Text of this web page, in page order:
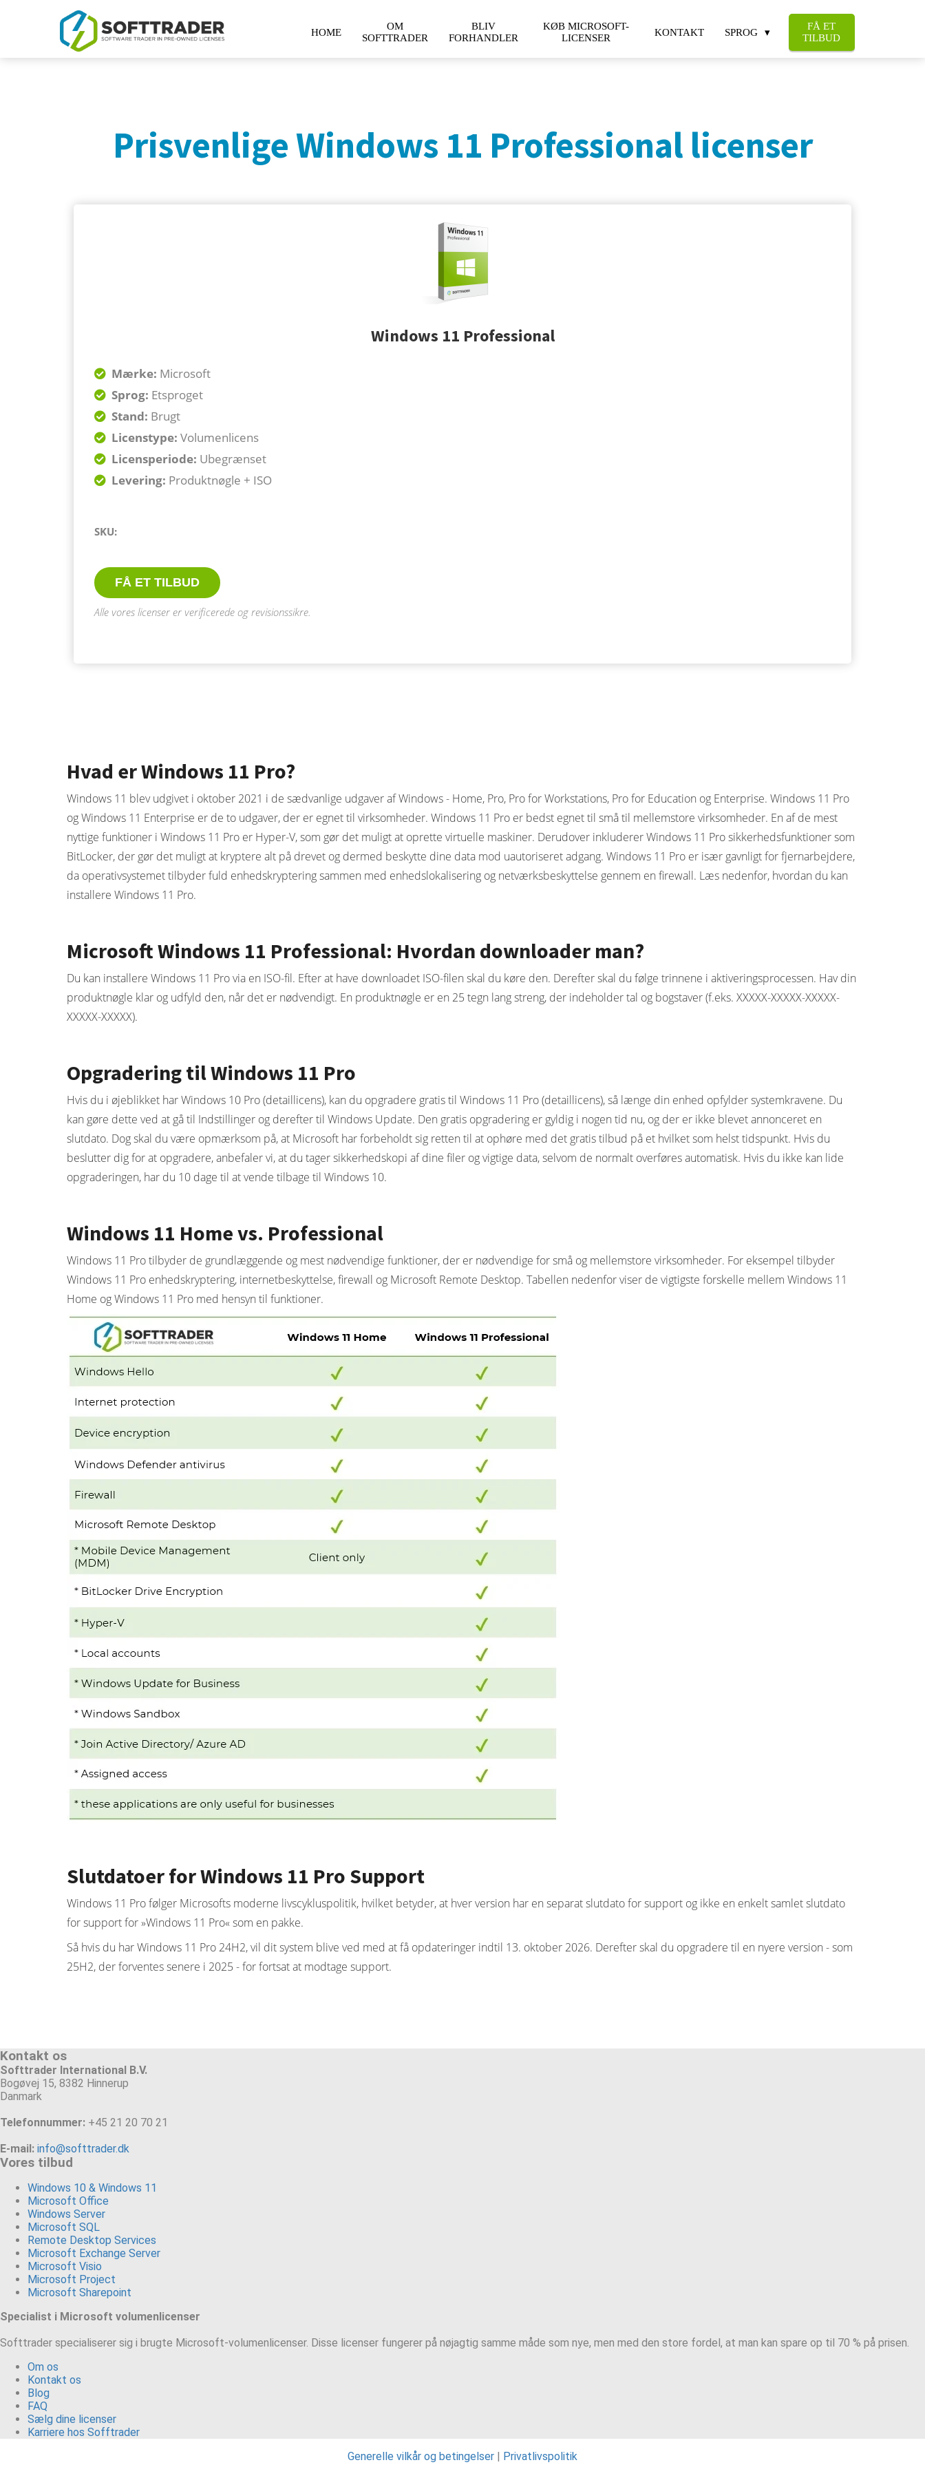
HOME
OM
SOFTTRADER
BLIV
FORHANDLER
KØB MICROSOFT-
LICENSER
KONTAKT SPROG
FÅ ET
TILBUD
Prisvenlige Windows 11 Professional licenser
Windows 11 Professional
Mærke: Microsoft
Sprog: Etsproget
Stand: Brugt
Licenstype: Volumenlicens
Licensperiode: Ubegrænset
Levering: Produktnøgle + ISO
SKU:
FÅ ET TILBUD
Alle vores licenser er verificerede og revisionssikre.
Hvad er Windows 11 Pro?
Windows 11 blev udgivet i oktober 2021 i de sædvanlige udgaver af Windows - Home, Pro, Pro for Workstations, Pro for Education og Enterprise. Windows 11 Pro
og Windows 11 Enterprise er de to udgaver, der er egnet til virksomheder. Windows 11 Pro er bedst egnet til små til mellemstore virksomheder. En af de mest
nyttige funktioner i Windows 11 Pro er Hyper-V, som gør det muligt at oprette virtuelle maskiner. Derudover inkluderer Windows 11 Pro sikkerhedsfunktioner som
BitLocker, der gør det muligt at kryptere alt på drevet og dermed beskytte dine data mod uautoriseret adgang. Windows 11 Pro er især gavnligt for fjernarbejdere,
da operativsystemet tilbyder fuld enhedskryptering sammen med enhedslokalisering og netværksbeskyttelse gennem en firewall. Læs nedenfor, hvordan du kan
installere Windows 11 Pro.
Microsoft Windows 11 Professional: Hvordan downloader man?
Du kan installere Windows 11 Pro via en ISO-fil. Efter at have downloadet ISO-filen skal du køre den. Derefter skal du følge trinnene i aktiveringsprocessen. Hav din
produktnøgle klar og udfyld den, når det er nødvendigt. En produktnøgle er en 25 tegn lang streng, der indeholder tal og bogstaver (f.eks. XXXXX-XXXXX-XXXXX-
XXXXX-XXXXX).
Opgradering til Windows 11 Pro
Hvis du i øjeblikket har Windows 10 Pro (detaillicens), kan du opgradere gratis til Windows 11 Pro (detaillicens), så længe din enhed opfylder systemkravene. Du
kan gøre dette ved at gå til Indstillinger og derefter til Windows Update. Den gratis opgradering er gyldig i nogen tid nu, og der er ikke blevet annonceret en
slutdato. Dog skal du være opmærksom på, at Microsoft har forbeholdt sig retten til at ophøre med det gratis tilbud på et hvilket som helst tidspunkt. Hvis du
beslutter dig for at opgradere, anbefaler vi, at du tager sikkerhedskopi af dine filer og vigtige data, selvom de normalt overføres automatisk. Hvis du ikke kan lide
opgraderingen, har du 10 dage til at vende tilbage til Windows 10.
Windows 11 Home vs. Professional
Windows 11 Pro tilbyder de grundlæggende og mest nødvendige funktioner, der er nødvendige for små og mellemstore virksomheder. For eksempel tilbyder
Windows 11 Pro enhedskryptering, internetbeskyttelse, firewall og Microsoft Remote Desktop. Tabellen nedenfor viser de vigtigste forskelle mellem Windows 11
Home og Windows 11 Pro med hensyn til funktioner.
Slutdatoer for Windows 11 Pro Support
Windows 11 Pro følger Microsofts moderne livscykluspolitik, hvilket betyder, at hver version har en separat slutdato for support og ikke en enkelt samlet slutdato
for support for »Windows 11 Pro« som en pakke.
Så hvis du har Windows 11 Pro 24H2, vil dit system blive ved med at få opdateringer indtil 13. oktober 2026. Derefter skal du opgradere til en nyere version - som
25H2, der forventes senere i 2025 - for fortsat at modtage support.
Kontakt os
Softtrader International B.V.
Bogøvej 15, 8382 Hinnerup
Danmark
Telefonnummer: +45 21 20 70 21
E-mail: info@softtrader.dk
Vores tilbud
Windows 10 & Windows 11
Microsoft Office
Windows Server
Microsoft SQL
Remote Desktop Services
Microsoft Exchange Server
Microsoft Visio
Microsoft Project
Microsoft Sharepoint
Specialist i Microsoft volumenlicenser
Softtrader specialiserer sig i brugte Microsoft-volumenlicenser. Disse licenser fungerer på nøjagtig samme måde som nye, men med den store fordel, at man kan spare op til 70 % på prisen.
Om os
Kontakt os
Blog
FAQ
Sælg dine licenser
Karriere hos Sofftrader
Generelle vilkår og betingelser | Privatlivspolitik